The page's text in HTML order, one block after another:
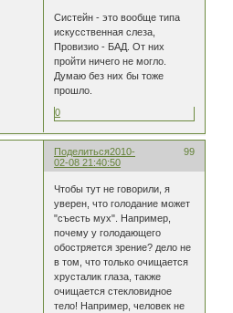
Систейн - это вообще типа
искусственная слеза,
Провизио - БАД. От них
пройти ничего не могло.
Думаю без них бы тоже
прошло.
0
Поделиться 99
2010-
02-08 21:40:50
Чтобы тут не говорили, я
уверен, что голодание может
"съесть мух". Например,
почему у голодающего
обостряется зрение? дело не
в том, что только очищается
хрусталик глаза, также
очищается стекловидное
тело! Например, человек не